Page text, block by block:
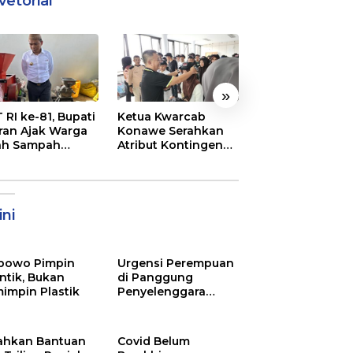
»
RI ke-81, Bupati
Ajak Warga
Sampah
Ketua Kwarcab
Konawe Serahkan
Atribut Kontingen
Pimpin
Bukan
Plastik
Urgensi Perempuan
di Panggung
Penyelenggara
Bantuan
Covid Belum